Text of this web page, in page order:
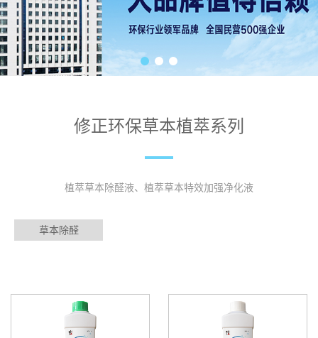
修正环保草本植萃系列
植萃草本除醛液、植萃草本特效加强净化液
草本除醛